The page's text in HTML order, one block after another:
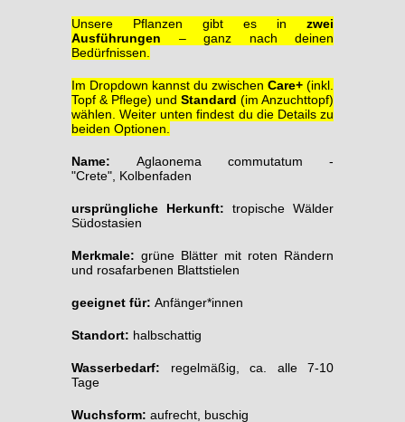
Unsere Pflanzen gibt es in zwei
Ausführungen – ganz nach deinen
Bedürfnissen.
Im Dropdown kannst du zwischen Care+ (inkl.
Topf & Pflege) und Standard (im Anzuchttopf)
wählen. Weiter unten findest du die Details zu
beiden Optionen.
Name: Aglaonema commutatum -
"Crete", Kolbenfaden
ursprüngliche Herkunft: tropische Wälder
Südostasien
Merkmale: grüne Blätter mit roten Rändern
und rosafarbenen Blattstielen
geeignet für: Anfänger*innen
Standort: halbschattig
Wasserbedarf: regelmäßig, ca. alle 7-10
Tage
Wuchsform: aufrecht, buschig